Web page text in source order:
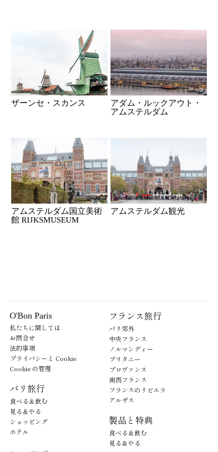
ザーンセ・スカンス
アダム・ルックアウト・
アムステルダム
アムステルダム国立美術
館 RIJKSMUSEUM
アムステルダム観光
O'Bon Paris
私たちに関しては
お問合せ
法的事項
プライバシーと Cookie
Cookie の管理
パリ旅行
食べる＆飲む
見る＆やる
ショッピング
ホテル
フランス旅行
パリ郊外
中央フランス
ノルマンディー
ブリタニー
プロヴァンス
南西フランス
フランスのリビエラ
アルザス
製品と特典
食べる＆飲む
見る＆やる